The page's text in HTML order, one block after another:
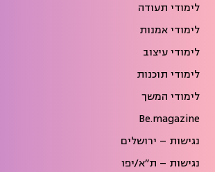
לימודי תעודה
לימודי אמנות
לימודי עיצוב
לימודי תוכנות
לימודי המשך
Be.magazine
נגישות – ירושלים
נגישות – ת״א/יפו